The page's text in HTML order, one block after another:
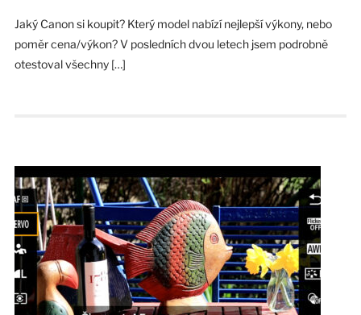
Jaký Canon si koupit? Který model nabízí nejlepší výkony, nebo
poměr cena/výkon? V posledních dvou letech jsem podrobně
otestoval všechny […]